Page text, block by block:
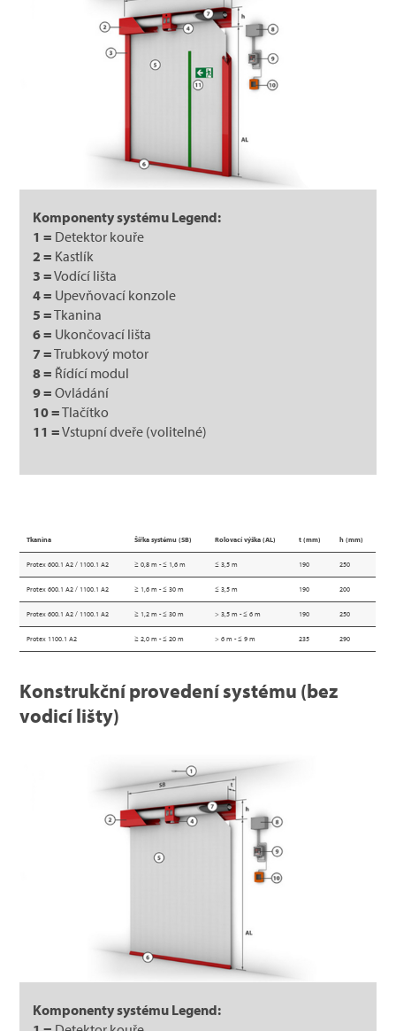
Komponenty systému Legend:
1 = Detektor kouře
2 = Kastlík
3 =Vodící lišta
4 = Upevňovací konzole
5 =Tkanina
6 = Ukončovací lišta
7 =Trubkový motor
8 = Řídící modul
9 = Ovládání
10 =Tlačítko
11 =Vstupní dveře (volitelné)
Tkanina Šířka systému (SB) Rolovací výška (AL) t (mm) h (mm)
Protex 600.1 A2 / 1100.1 A2 ≥ 0,8 m - ≤ 1,6 m ≤ 3,5 m 190 250
Protex 600.1 A2 / 1100.1 A2 ≥ 1,6 m - ≤ 30 m ≤ 3,5 m 190 200
Protex 600.1 A2 / 1100.1 A2 ≥ 1,2 m - ≤ 30 m > 3,5 m - ≤ 6 m 190 250
Protex 1100.1 A2 ≥ 2,0 m - ≤ 20 m > 6 m - ≤ 9 m 235 290
Konstrukční provedení systému (bez
vodicí lišty)
Komponenty systému Legend: